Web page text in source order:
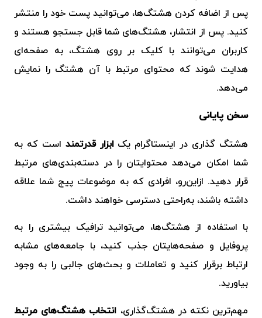
پس از اضافه کردن هشتگ‌ها، می‌توانید پست خود را منتشر
کنید. پس از انتشار، هشتگ‌های شما قابل جستجو هستند و
کاربران می‌توانند با کلیک بر روی هشتگ، به صفحه‌ای
هدایت شوند که محتوای مرتبط با آن هشتگ را نمایش
می‌دهد.
سخن پایانی
هشتگ ‌گذاری در اینستاگرام یکابزار قدرتمند است که به
شما امکان می‌دهد محتوایتان را در دسته‌بندی‌های مرتبط
قرار دهید. ازاین‌رو، افرادی که به موضوعات پیج شما علاقه
داشته باشند، به‌راحتی دسترسی خواهند داشت.
با استفاده از هشتگ‌ها، می‌توانید ترافیک بیشتری را به
پروفایل و صفحه‌هایتان جذب کنید، با جامعه‌های مشابه
ارتباط برقرار کنید و تعاملات و بحث‌های جالبی را به وجود
بیاورید.
مهم‌ترین نکته در هشتگ‌گذاری، انتخاب هشتگ‌های مرتبط